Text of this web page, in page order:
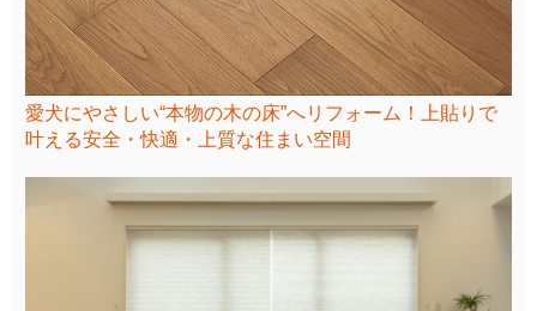
愛犬にやさしい“本物の木の床”へリフォーム！上貼りで
叶える安全・快適・上質な住まい空間